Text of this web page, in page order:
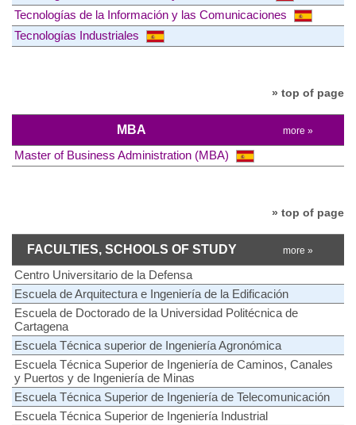
Tecnologías de la Información y las Comunicaciones
Tecnologías Industriales
» top of page
MBA more »
Master of Business Administration (MBA)
» top of page
FACULTIES, SCHOOLS OF STUDY more »
Centro Universitario de la Defensa
Escuela de Arquitectura e Ingeniería de la Edificación
Escuela de Doctorado de la Universidad Politécnica de
Cartagena
Escuela Técnica superior de Ingeniería Agronómica
Escuela Técnica Superior de Ingeniería de Caminos, Canales
y Puertos y de Ingeniería de Minas
Escuela Técnica Superior de Ingeniería de Telecomunicación
Escuela Técnica Superior de Ingeniería Industrial